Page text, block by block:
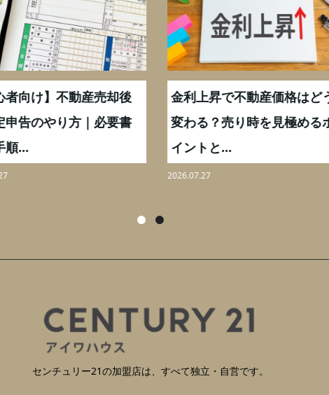
者向け】不動産売却後
申告のやり方｜必要書
...
金利上昇で不動産価格はどう
変わる？売り時を見極めるポ
イントと...
2026.07.27
センチュリー21の加盟店は、すべて独立・自営です。